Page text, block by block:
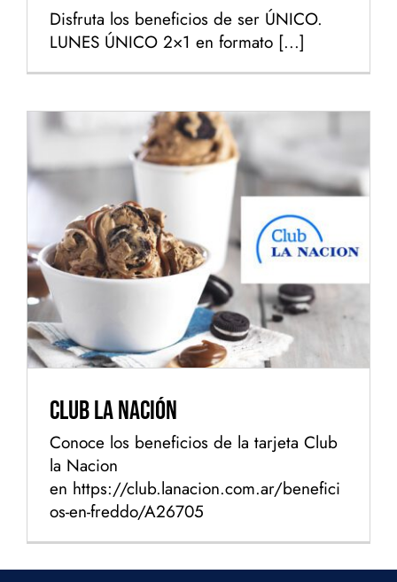
Disfruta los beneficios de ser ÚNICO.
LUNES ÚNICO 2×1 en formato [...]
Club La Nación
Club La Nación
Conoce los beneficios de la tarjeta Club
la Nacion
en https://club.lanacion.com.ar/benefici
os-en-freddo/A26705